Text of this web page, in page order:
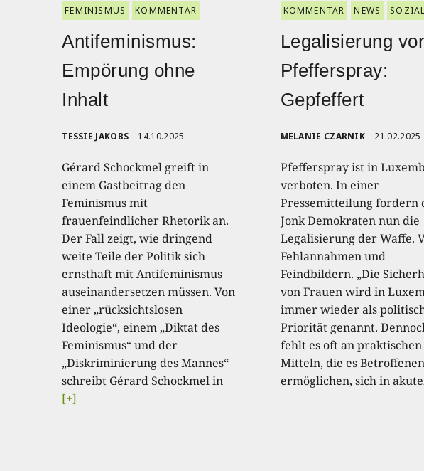
FEMINISMUS KOMMENTAR
Antifeminismus:
Empörung ohne
Inhalt
TESSIE JAKOBS 14.10.2025
Gérard Schockmel greift in
einem Gastbeitrag den
Feminismus mit
frauenfeindlicher Rhetorik an.
Der Fall zeigt, wie dringend
weite Teile der Politik sich
ernsthaft mit Antifeminismus
auseinandersetzen müssen. Von
einer „rücksichtslosen
Ideologie“, einem „Diktat des
Feminismus“ und der
„Diskriminierung des Mannes“
schreibt Gérard Schockmel in
[+]
KOMMENTAR NEWS
Legalisierung
Pfefferspray:
Gepfeffert
MELANIE CZARNIK 21.02.2025
Pfefferspray ist in
verboten. In einer
Pressemitteilung fordern
Jonk Demokraten nun die
Legalisierung der Waffe.
Fehlannahmen und
Feindbildern. „Die
von Frauen wird in
immer wieder als
Priorität genannt.
fehlt es oft an praktischen
Mitteln, die es Betroffenen
ermöglichen, sich in